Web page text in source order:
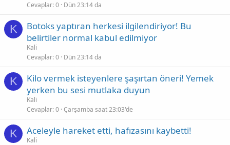
Cevaplar 0 Dün 23:14 da
K
Botoks yaptıran herkesi ilgilendiriyor! Bu
belirtiler normal kabul edilmiyor
Kali
Cevaplar 0 Dün 23:14 da
K
Kilo vermek isteyenlere şaşırtan öneri! Yemek
yerken bu sesi mutlaka duyun
Kali
Cevaplar 0 Çarşamba saat 23:03'de
K Aceleyle hareket etti, hafızasını kaybetti!
Kali